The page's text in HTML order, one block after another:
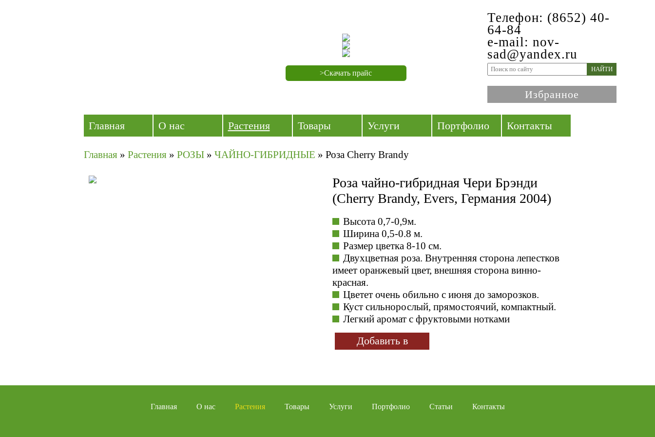
>Скачать прайс
Телефон: (8652) 40-
64-84
e-mail: nov-
sad@yandex.ru
НАЙТИ
Избранное
Главная О нас Растения Товары Услуги Портфолио Контакты
Главная » Растения » РОЗЫ » ЧАЙНО-ГИБРИДНЫЕ » Роза Cherry Brandy
Роза чайно-гибридная Чери Брэнди
(Cherry Brandy, Evers, Германия 2004)
Высота 0,7-0,9м.
Ширина 0,5-0.8 м.
Размер цветка 8-10 см.
Двухцветная роза. Внутренняя сторона лепестков
имеет оранжевый цвет, внешняя сторона винно-
красная.
Цветет очень обильно с июня до заморозков.
Куст сильнорослый, прямостоячий, компактный.
Легкий аромат с фруктовыми нотками
Добавить в
Главная О нас Растения Товары Услуги Портфолио Статьи Контакты